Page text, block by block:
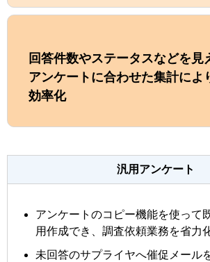
回答件数やステータスなどを見
アンケートに合わせた集計によ
効率化
汎用アンケート
アンケートのコピー機能を使って
用作成でき、調査依頼業務を省力
未回答のサプライヤへ催促メール